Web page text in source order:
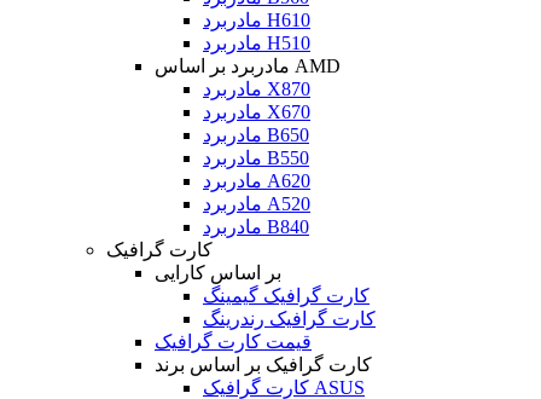
مادربرد H610
مادربرد H510
مادربرد بر اساس AMD
مادربرد X870
مادربرد X670
مادربرد B650
مادربرد B550
مادربرد A620
مادربرد A520
مادربرد B840
کارت گرافیک
بر اساس کارایی
کارت گرافیک گیمینگ
کارت گرافیک رندرینگ
قیمت کارت گرافیک
کارت گرافیک بر اساس برند
کارت گرافیک ASUS